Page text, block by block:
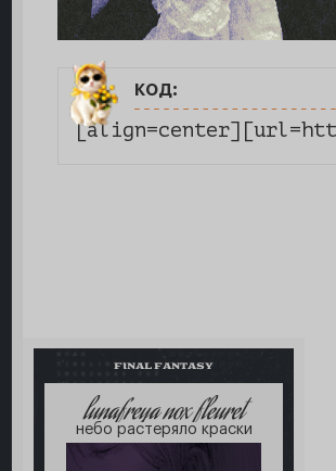
код:
FINAL FANTASY
lunafreya nox fleuret
небо растеряло краски